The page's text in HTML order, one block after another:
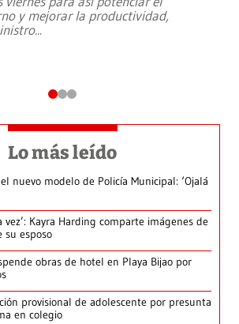
y mejorar la productividad,
...
Lo más leído
nuevo modelo de Policía Municipal: ‘Ojalá
vez’: Kayra Harding comparte imágenes de
su esposo
obras de hotel en Playa Bijao por
provisional de adolescente por presunta
en colegio